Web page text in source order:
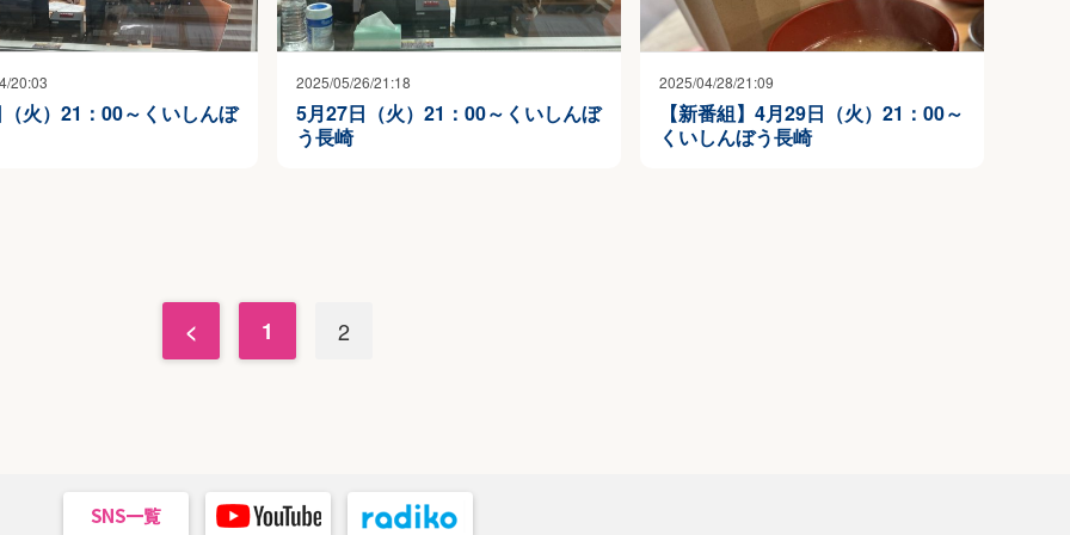
20:03
火）21：00～くいしんぼ
2025/05/26/21:18
5月27日（火）21：00～くいしんぼ
う長崎
2025/04/28/21:09
【新番組】4月29日（火）21：00～
くいしんぼう長崎
< 1 2